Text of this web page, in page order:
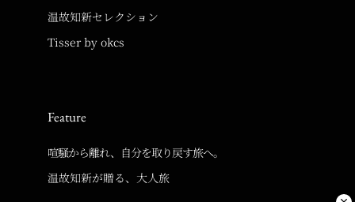
温故知新セレクション
Tisser by okcs
Feature
喧騒から離れ、自分を取り戻す旅へ。
温故知新が贈る、大人旅